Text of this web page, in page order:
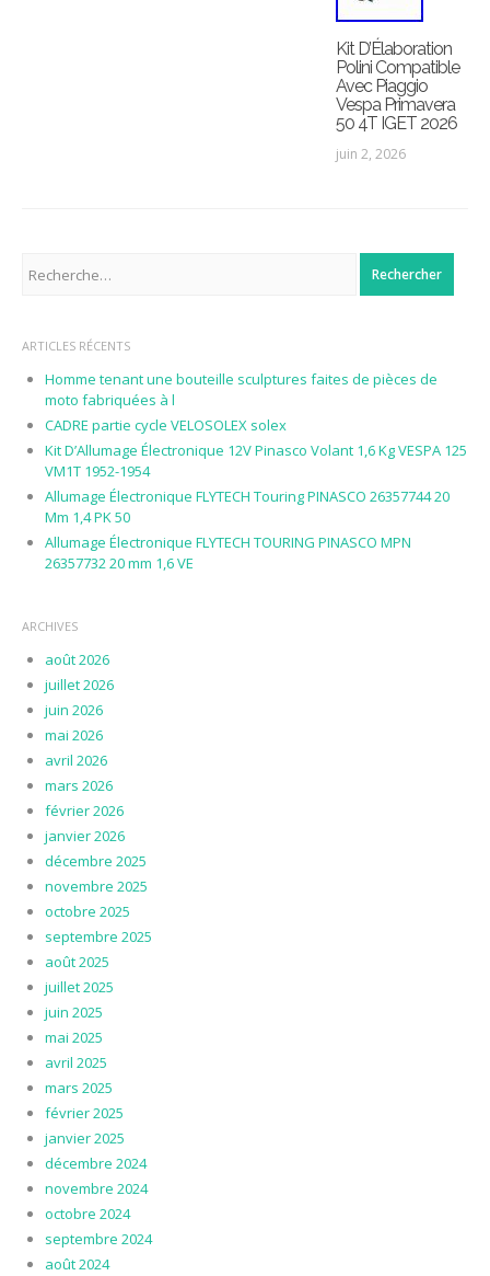
Kit D’Élaboration
Polini Compatible
Avec Piaggio
Vespa Primavera
50 4T IGET 2026
juin 2, 2026
ARTICLES RÉCENTS
Homme tenant une bouteille sculptures faites de pièces de
moto fabriquées à l
CADRE partie cycle VELOSOLEX solex
Kit D’Allumage Électronique 12V Pinasco Volant 1,6 Kg VESPA 125
VM1T 1952-1954
Allumage Électronique FLYTECH Touring PINASCO 26357744 20
Mm 1,4 PK 50
Allumage Électronique FLYTECH TOURING PINASCO MPN
26357732 20 mm 1,6 VE
ARCHIVES
août 2026
juillet 2026
juin 2026
mai 2026
avril 2026
mars 2026
février 2026
janvier 2026
décembre 2025
novembre 2025
octobre 2025
septembre 2025
août 2025
juillet 2025
juin 2025
mai 2025
avril 2025
mars 2025
février 2025
janvier 2025
décembre 2024
novembre 2024
octobre 2024
septembre 2024
août 2024